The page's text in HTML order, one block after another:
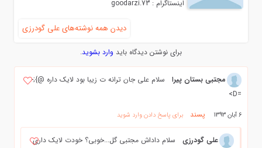
اینستاگرام : goodarzi.73
دیدن همه نوشته‌های علی گودرزی
برای نوشتن دیدگاه باید وارد بشوید.
مجتبی بستان پیرا
سلام علی جان ترانه ت زیبا بود لایک داره @};-
=D>
6 آبان 1393 پسند برای پاسخ دادن وارد شوید
علی گودرزی
سلام داداش مجتبی گل...خوبی؟ خودت لایک داری